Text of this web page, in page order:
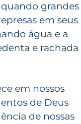
quando grandes
em seus
água e a
e rachada
em nossos
de Deus
de nossas